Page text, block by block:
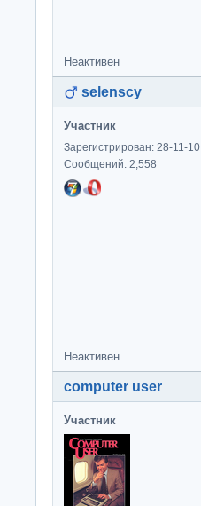
Неактивен
selenscy
Участник
Зарегистрирован: 28-11-10
Сообщений: 2,558
Неактивен
computer user
Участник